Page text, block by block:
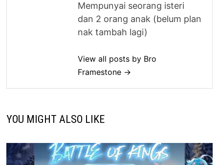
Mempunyai seorang isteri
dan 2 orang anak (belum plan
nak tambah lagi)
View all posts by Bro
Framestone →
YOU MIGHT ALSO LIKE